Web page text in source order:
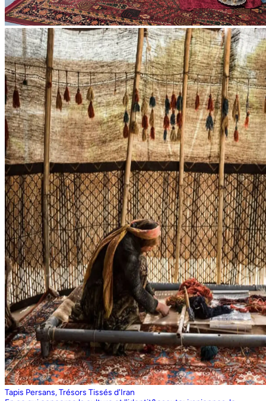
Tapis Persans, Trésors Tissés d'Iran